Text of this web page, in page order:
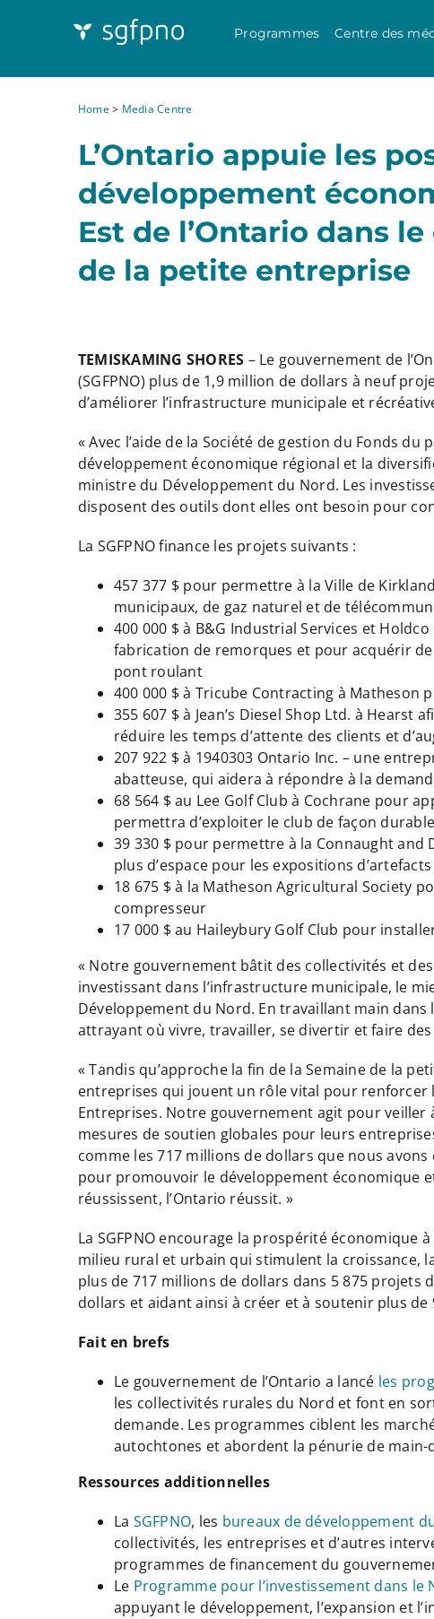
Programmes Centre des
Home> Media Centre
L’Ontario appuie les
développement
Est de l’Ontario dans
de la petite entreprise
TEMISKAMING SHORES – Le gouvernement de
(SGFPNO) plus de 1,9 million de dollars à neuf
d’améliorer l’infrastructure municipale et
« Avec l’aide de la Société de gestion du Fonds
développement économique régional et la
ministre du Développement du Nord. Les
disposent des outils dont elles ont besoin pour
La SGFPNO finance les projets suivants :
457 377 $ pour permettre à la Ville de
municipaux, de gaz naturel et de
400 000 $ à B&G Industrial Services et
fabrication de remorques et pour acquérir
pont roulant
400 000 $ à Tricube Contracting à Matheson
355 607 $ à Jean’s Diesel Shop Ltd. à
réduire les temps d’attente des clients et
207 922 $ à 1940303 Ontario Inc. – une
abatteuse, qui aidera à répondre à la
68 564 $ au Lee Golf Club à Cochrane pour
permettra d’exploiter le club de façon
39 330 $ pour permettre à la Connaught and
plus d’espace pour les expositions
18 675 $ à la Matheson Agricultural Society
compresseur
17 000 $ au Haileybury Golf Club pour
« Notre gouvernement bâtit des collectivités et
investissant dans l’infrastructure municipale, le
Développement du Nord. En travaillant main
attrayant où vivre, travailler, se divertir et faire des
« Tandis qu’approche la fin de la Semaine de la
entreprises qui jouent un rôle vital pour renforcer
Entreprises. Notre gouvernement agit pour veiller
mesures de soutien globales pour leurs
comme les 717 millions de dollars que nous
pour promouvoir le développement économique
réussissent, l’Ontario réussit. »
La SGFPNO encourage la prospérité économique
milieu rural et urbain qui stimulent la croissance,
plus de 717 millions de dollars dans 5 875 projets
dollars et aidant ainsi à créer et à soutenir plus de
Fait en brefs
Le gouvernement de l’Ontario a lancé les
les collectivités rurales du Nord et font en
demande. Les programmes ciblent les
autochtones et abordent la pénurie de main-
Ressources additionnelles
La SGFPNO, les bureaux de développement
collectivités, les entreprises et d’autres
programmes de financement du
Le Programme pour l’investissement dans le
appuyant le développement, l’expansion et